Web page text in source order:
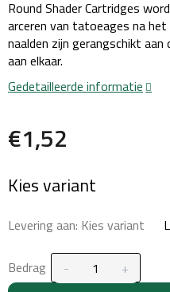
€1,52
prijs:
Kies variant
Levering aan: Kies variant
Bedrag
Round Shader Cartridges
arceren van tatoeages na
naalden zijn gerangschikt aan
aan elkaar.
Gedetailleerde informatie